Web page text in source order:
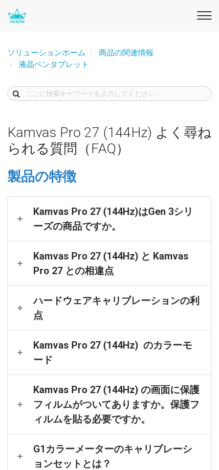
ソリューションホーム
商品の関連情報
液晶ペンタブレット
Kamvas Pro 27 (144Hz) よく尋ね
られる質問（FAQ）
製品の特徴
Kamvas Pro 27 (144Hz)はGen 3シリ
ーズの商品ですか。
Kamvas Pro 27 (144Hz) と Kamvas
Pro 27 との相違点
ハードウェアキャリブレーションの利
点
Kamvas Pro 27 (144Hz) のカラーモ
ード
Kamvas Pro 27 (144Hz) の画面に保護
フィルムがついてありますか。保護フ
ィルムを貼る必要ですか。
G1カラーメーターのキャリブレーシ
ョンセットとは？